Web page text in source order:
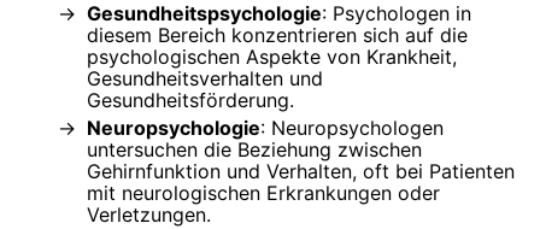
Gesundheitspsychologie: Psychologen in
diesem Bereich konzentrieren sich auf die
psychologischen Aspekte von Krankheit,
Gesundheitsverhalten und
Gesundheitsförderung.
Neuropsychologie: Neuropsychologen
untersuchen die Beziehung zwischen
Gehirnfunktion und Verhalten, oft bei Patienten
mit neurologischen Erkrankungen oder
Verletzungen.